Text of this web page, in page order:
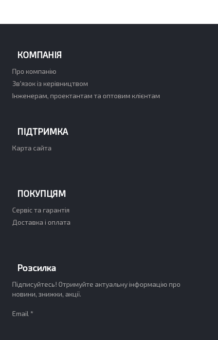
КОМПАНІЯ
Про компанію
Зв'язок із керівництвом
Інженерам, проектантам та оптовим клієнтам
ПІДТРИМКА
Карта сайта
ПОКУПЦЯМ
Сервіс та гарантія
Доставка і оплата
Розсилка
Підписуйтесь! Отримуйте актуальну інформацію про
новини, знижки, акції.
Email *